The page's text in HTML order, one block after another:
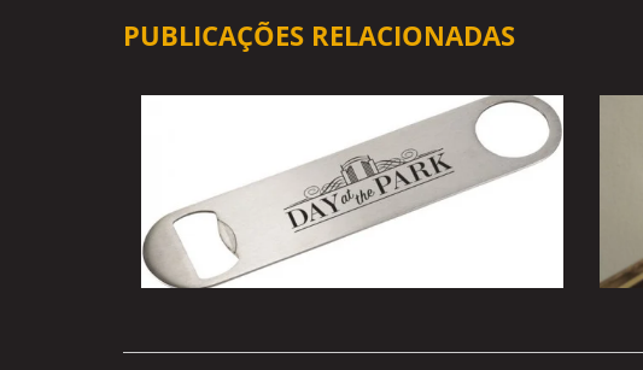
PUBLICAÇÕES RELACIONADAS